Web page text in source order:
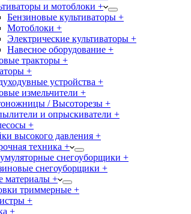
и мотоблоки +
Бензиновые культиваторы +
Мотоблоки +
Электрические культиваторы +
Навесное оборудование +
тракторы +
+
устройства +
измельчители +
/ Высоторезы +
и опрыскиватели +
+
высокого давления +
техника +
снегоуборщики +
снегоуборщики +
материалы +
триммерные +
+
+